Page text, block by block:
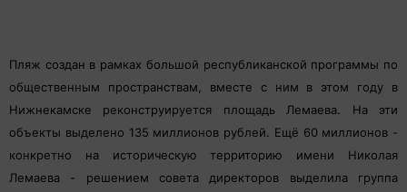
Пляж создан в рамках большой республиканской программы по
общественным пространствам, вместе с ним в этом году в
Нижнекамске реконструируется площадь Лемаева. На эти
объекты выделено 135 миллионов рублей. Ещё 60 миллионов -
конкретно на историческую территорию имени Николая
Лемаева - решением совета директоров выделила группа